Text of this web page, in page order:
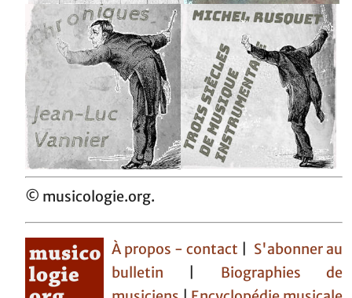
© musicologie.org.
À propos - contact
S'abonner au
bulletin
Biographies de